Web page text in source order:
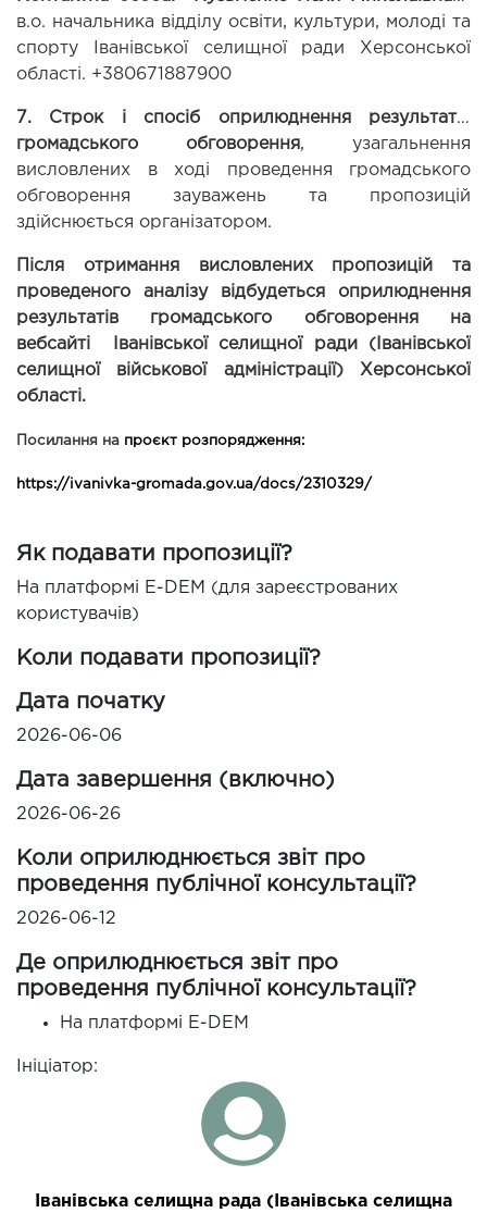
в.о. начальника відділу освіти, культури, молоді та
спорту Іванівської селищної ради Херсонської
області. +380671887900
7.
Строк і спосіб оприлюднення результатів
громадського обговорення, узагальнення
висловлених в ході проведення громадського
обговорення зауважень та пропозицій
здійснюється організатором.
Після отримання висловлених пропозицій та
проведеного аналізу відбудеться оприлюднення
результатів громадського обговорення на
вебсайті  Іванівської селищної ради (Іванівської
селищної військової адміністрації) Херсонської
області.
Посилання на проєкт розпорядження:
https://ivanivka-gromada.gov.ua/docs/2310329/
Як подавати пропозиції?
На платформі E-DEM (для зареєстрованих
користувачів)
Коли подавати пропозиції?
Дата початку
2026-06-06
Дата завершення (включно)
2026-06-26
Коли оприлюднюється звіт про
проведення публічної консультації?
2026-06-12
Де оприлюднюється звіт про
проведення публічної консультації?
На платформі E-DEM
Ініціатор:
Іванівська селищна рада (Іванівська селищна